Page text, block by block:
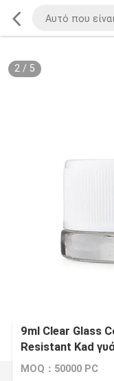
2/ 5
9ml Clear Glass
Resistant Kad
γυάλινη
MOQ：50000 PC